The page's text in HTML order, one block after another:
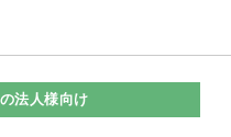
法人様向け